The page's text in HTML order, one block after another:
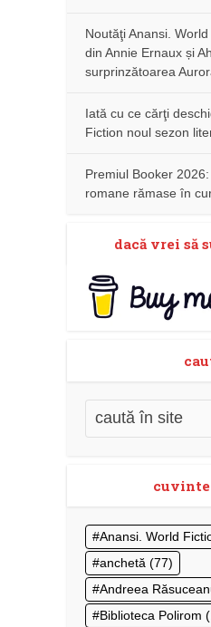
Noutăţi Anansi.
din Annie Ernaux și
surprinzătoarea
Iată cu ce cărţi
Fiction noul sezon
Premiul Booker
romane rămase în
dacă vrei să
Anansi. World
anchetă (77)
Andreea
Biblioteca Polirom